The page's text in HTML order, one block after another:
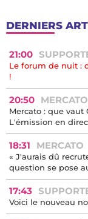
DERNIERS
21:00
Le forum de nuit :
!
20:50 MERCATO
Mercato : que
L'émission en
18:31 MERCATO
« J'aurais dû
question se pose
17:43
Voici le nouveau